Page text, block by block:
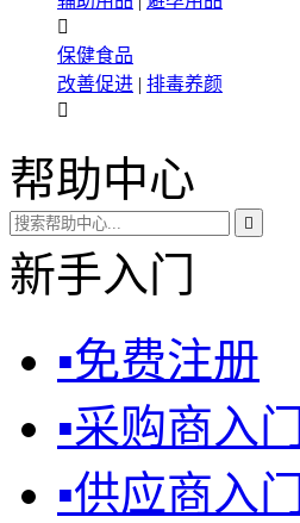

保健食品
改善促进 | 排毒养颜

帮助中心

新手入门
▪免费注册
▪采购商入门
▪供应商入门